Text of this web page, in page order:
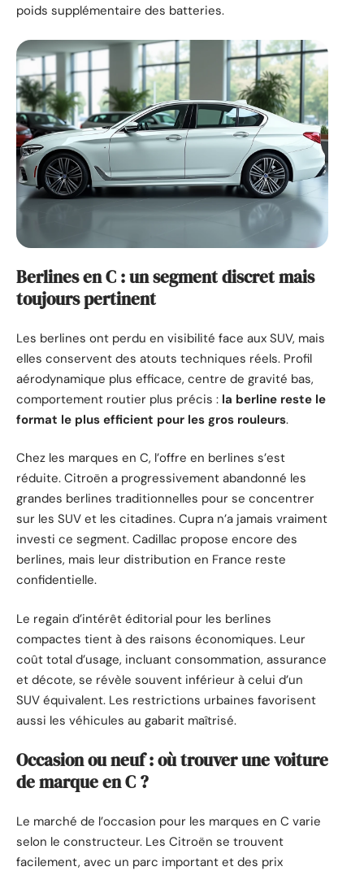
poids supplémentaire des batteries.
Berlines en C : un segment discret mais
toujours pertinent
Les berlines ont perdu en visibilité face aux SUV, mais
elles conservent des atouts techniques réels. Profil
aérodynamique plus efficace, centre de gravité bas,
comportement routier plus précis : la berline reste le
format le plus efficient pour les gros rouleurs.
Chez les marques en C, l’offre en berlines s’est
réduite. Citroën a progressivement abandonné les
grandes berlines traditionnelles pour se concentrer
sur les SUV et les citadines. Cupra n’a jamais vraiment
investi ce segment. Cadillac propose encore des
berlines, mais leur distribution en France reste
confidentielle.
Le regain d’intérêt éditorial pour les berlines
compactes tient à des raisons économiques. Leur
coût total d’usage, incluant consommation, assurance
et décote, se révèle souvent inférieur à celui d’un
SUV équivalent. Les restrictions urbaines favorisent
aussi les véhicules au gabarit maîtrisé.
Occasion ou neuf : où trouver une voiture
de marque en C ?
Le marché de l’occasion pour les marques en C varie
selon le constructeur. Les Citroën se trouvent
facilement, avec un parc important et des prix